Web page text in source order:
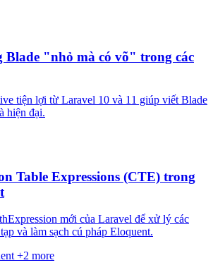
Blade "nhỏ mà có võ" trong các
tiện lợi từ Laravel 10 và 11 giúp viết Blade
hiện đại.
Table Expressions (CTE) trong
mới của Laravel để xử lý các
và làm sạch cú pháp Eloquent.
+2 more